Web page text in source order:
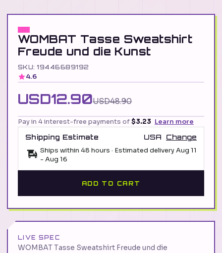
WOMBAT Tasse Sweatshirt
Freude und die Kunst
SKU: 19446689192
4.6
USD12.90USD48.90
Pay in 4 interest-free payments of$3.23 Learn more
Shipping Estimate
USA
Change
Ships within 48 hours · Estimated deliveryAug 11
- Aug 16
ADD TO CART
LIVE SPEC
WOMBAT Tasse Sweatshirt Freude und die